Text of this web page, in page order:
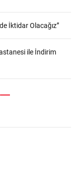
İktidar Olacağız”
ile İndirim